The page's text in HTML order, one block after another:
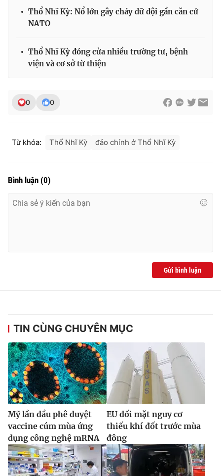
Liên hệ tòa soạn English
THỜI BÁO VTV
Theo dõi báo trên
Cơ quan chủ quản:Đài Truyền hình Việt Nam
cấp ngày 29/12/2023
Phó Tổng Biên tập:Nguyễn Thị Mỹ Hạnh, Phạm Quốc Thắng,
® Cấm sao chép dưới mọi hình thức nếu không có sự chấp
thuận bằng văn bản. Ghi rõ nguồn VTV.vn khi phát hành lại
thông tin từ website này.
Thổ Nhĩ Kỳ: Nổ lớn gây cháy dữ dội gần căn cứ
NATO
Thổ Nhĩ Kỳ đóng cửa nhiều trường tư, bệnh
viện và cơ sở từ thiện
0 0
Từ khóa: Thổ Nhĩ Kỳ đảo chính ở Thổ Nhĩ Kỳ
Bình luận (0)
Gửi bình luận
TIN CÙNG CHUYÊN MỤC
Mỹ lần đầu phê duyệt
vaccine cúm mùa ứng
dụng công nghệ mRNA
EU đối mặt nguy cơ
thiếu khí đốt trước mùa
đông